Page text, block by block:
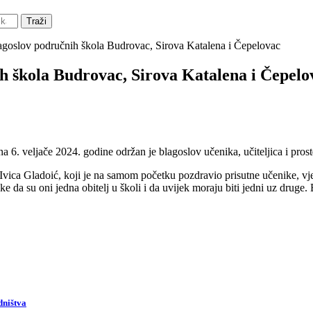
Traži
područnih škola Budrovac, Sirova Katalena i Čepelovac
škola Budrovac, Sirova Katalena i
6. veljače 2024. godine održan je blagoslov učenika, učiteljica i
Gladoić, koji je na samom početku pozdravio prisutne
da su oni jedna obitelj u školi i da uvijek moraju biti jedni uz